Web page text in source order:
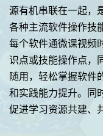
源有机串联在一起，
各种主流软件操作技
每个软件通微课视频
识点或技能操作点，
随用，轻松掌握软件
和实践能力提升。同
促进学习资源共建、